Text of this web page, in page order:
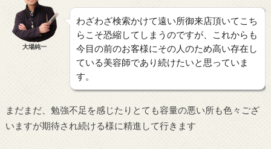
大場純一
わざわざ検索かけて遠い所御来店頂いてこち
らこそ恐縮してしまうのですが、これからも
今目の前のお客様にその人のため高い存在し
ている美容師であり続けたいと思っていま
す。
まだまだ、勉強不足を感じたりとても容量の悪い所も色々ござ
いますが期待され続ける様に精進して行きます